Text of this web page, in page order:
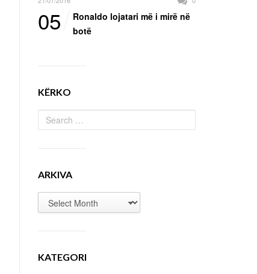
05
Ronaldo lojatari më i mirë në
botë
KËRKO
ARKIVA
KATEGORI